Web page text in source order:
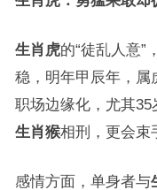
生肖虎的“徒乱人意”
稳，明年甲辰年，属
职场边缘化，尤其
生肖猴相刑，更会束
感情方面，单身者与